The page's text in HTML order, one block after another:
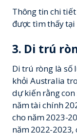
Thông tin chi
được tìm thấy tại
3. Di trú
Di trú ròng là số
khỏi Australia
dự kiến rằng
năm tài chính
cho năm 2023-
năm 2022-2023,